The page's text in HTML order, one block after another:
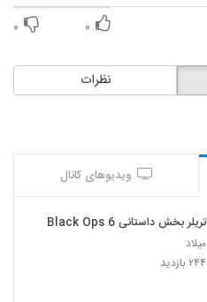
۰ ۰
نظرات
ویدیوهای کانال
تریلر بخش داستانی Black Ops 6
میلاد
۲۴۴ بازدید